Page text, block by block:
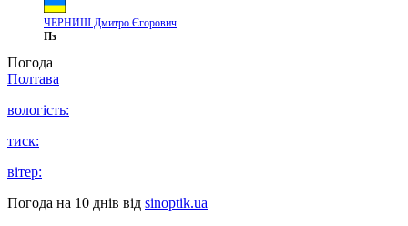
ЧЕРНИШ Дмитро Єгорович
Пз
Погода
Полтава
вологість:
тиск:
вітер:
Погода на 10 днів від sinoptik.ua